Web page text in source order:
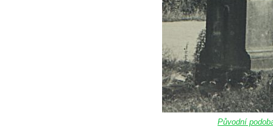
Kříž u domu čp. 155 v Chřibské
Údajný kříž u domu čp. 283 ve Chřibské
Centrální kříž hřbitova v Hrobčicích
Původní